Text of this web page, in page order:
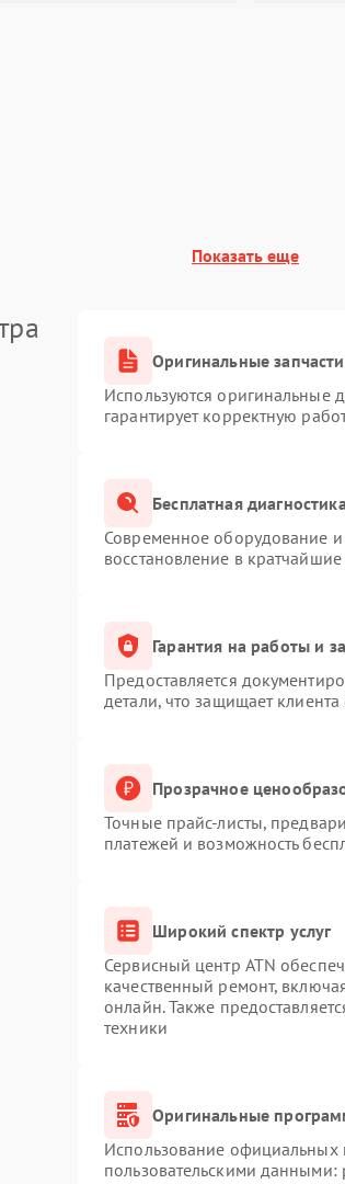
Показать еще
Оригинальные
Используются оригинальные
гарантирует корректную
Бесплатная
Современное оборудование и
восстановление в
Гарантия на работы и
Предоставляется
детали, что защищает
Прозрачное
Точные прайс-листы,
платежей и возможность
Широкий спектр услуг
Сервисный центр ATN
качественный ремонт,
онлайн. Также
техники
Оригинальные
Использование официальных
пользовательскими данными: